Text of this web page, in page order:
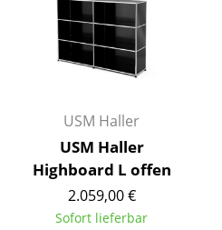
... alle Betten
Accessoires
Spiegel
Figuren & Miniaturen
Vasen
USM Haller
USM Haller
Highboard L offen
2.059,00 €
Sofort lieferbar